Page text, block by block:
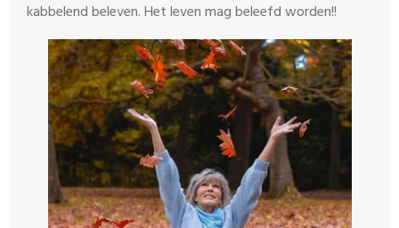
kabbelend beleven. Het leven mag beleefd worden!!